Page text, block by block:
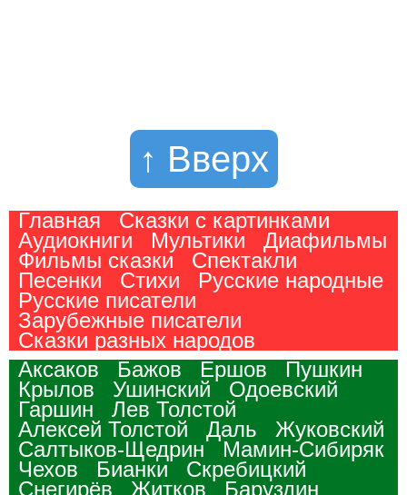
↑ Вверх
Главная
Сказки с картинками
Аудиокниги
Мультики
Диафильмы
Фильмы сказки
Спектакли
Песенки
Стихи
Русские народные
Русские писатели
Зарубежные писатели
Сказки разных народов
Аксаков
Бажов Ершов
Пушкин
Крылов
Ушинский
Одоевский
Гаршин
Лев Толстой
Алексей Толстой
Даль
Жуковский
Салтыков-Щедрин
Мамин-Сибиряк
Чехов
Бианки
Скребицкий
Снегирёв
Житков Баруздин